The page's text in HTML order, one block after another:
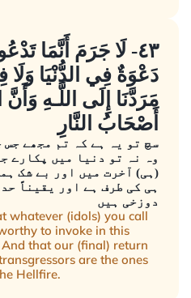
٤٣- لَا جَرَمَ أَنَّمَا
دَعْوَةٌ فِي الدُّنْيَا وَلَا
مَرَدَّنَا إِلَى اللَّـهِ
أَصْحَابُ النَّارِ
سچ تو یہ ہے کہ تم مجھے جس
وہ نہ تو دنیا میں پکارے
(ہی) آخرت میں اور بے شک
ہی کی طرف ہے اور یقیناً
دوزخی ہیں
whatever (idols) you call
to invoke in this
that our (final) return
are the ones
Hellfire.